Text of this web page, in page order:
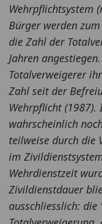
Wehrpflichtsystem
Bürger werden
die Zahl der
Jahren
Totalverweigerer
Zahl seit der
Wehrpflicht
wahrscheinlich
teilweise durch die
im
Wehrdienstzeit
Zivildienstdauer
ausschliesslich: